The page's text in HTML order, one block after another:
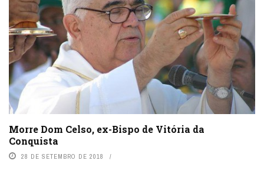
Morre Dom Celso, ex-Bispo de Vitória da
Conquista
28 DE SETEMBRO DE 2018